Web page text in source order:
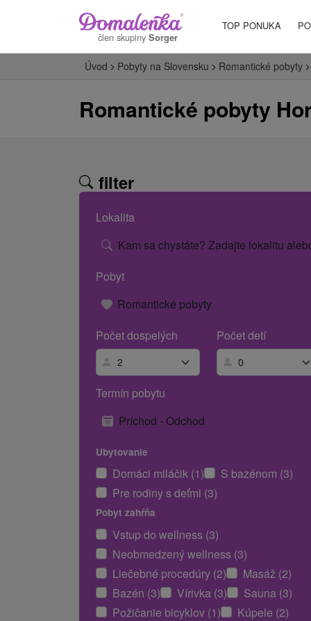
člen skupiny Sorger
TOP PONUKA
Úvod Pobyty na Slovensku Romantické pobyty
Romantické pobyty
filter
Lokalita
Kam sa chystáte? Zadajte lokalitu
Pobyt
Romantické pobyty
Počet dospelých
Počet detí
Termín pobytu
Príchod - Odchod
Ubytovanie
Domáci miláčik (1)
S bazénom (3)
Pre rodiny s deťmi (3)
Pobyt zahŕňa
Vstup do wellness (3)
Neobmedzený wellness (3)
Liečebné procedúry (2)
Masáž (2)
Bazén (3)
Vírivka (3)
Sauna (3)
Požičanie bicyklov (1)
Kúpele (2)